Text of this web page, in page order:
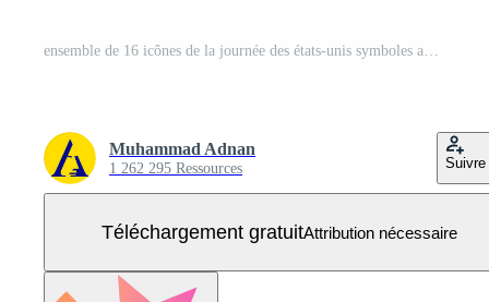
ensemble de 16 icônes de la journée des états-unis symboles américains signes de la fête de l'indépendance pour la carte de la police de la hanche de l'étoile américaine modifiable éléments de conception vectorielle de la journée des états-unis Vecteur Gratuit
Muhammad Adnan
1 262 295 Ressources Suivre
Téléchargement gratuitAttribution nécessaire